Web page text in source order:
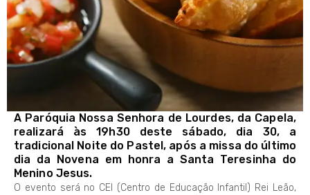
A Paróquia Nossa Senhora de Lourdes, da Capela,
realizará às 19h30 deste sábado, dia 30, a
tradicional Noite do Pastel, após a missa do último
dia da Novena em honra a Santa Teresinha do
Menino Jesus.
O evento será no CEI (Centro de Educação Infantil) Rei Leão,